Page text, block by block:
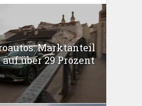
Marktanteil
über 29 Prozent